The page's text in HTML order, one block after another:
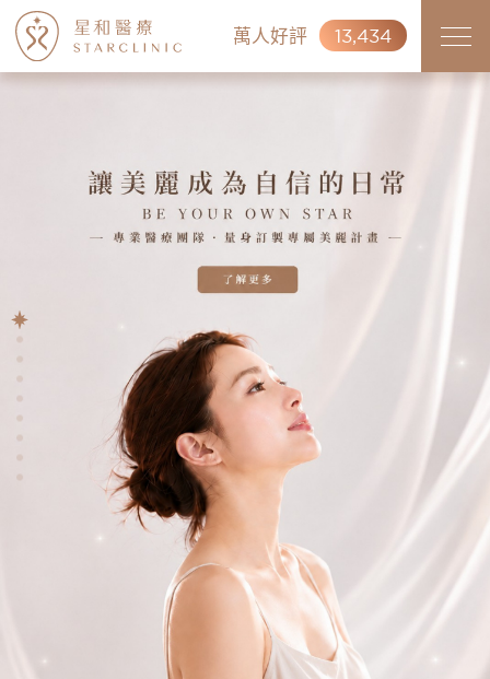
萬人好評 13,434